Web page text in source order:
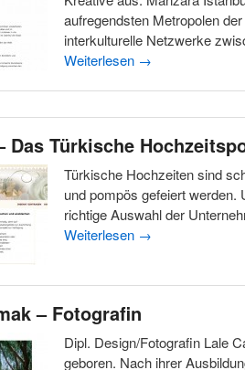
aufregendsten Metropolen
interkulturelle Netzwerke
Weiterlesen →
Das Türkische
Türkische Hochzeiten sind
und pompös gefeiert werden.
richtige Auswahl der
Weiterlesen →
– Fotografin
Dipl. Design/Fotografin Lale
geboren. Nach ihrer